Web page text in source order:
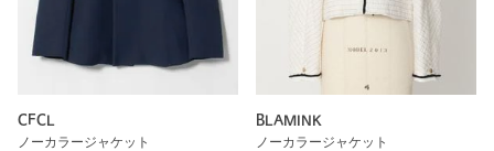
CFCL
ノーカラージャケット
BLAMINK
ノーカラージャケット